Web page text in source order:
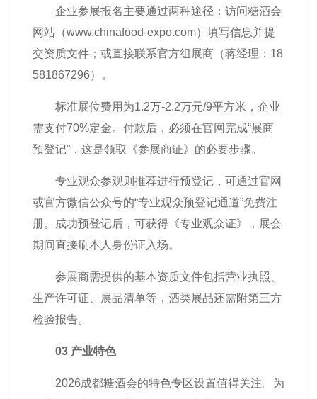
企业参展报名主要通过两种途径：访问糖酒会
网站（www.chinafood-expo.com）填写信息并提
交资质文件；或直接联系官方组展商（蒋经理：18
581867296）。
标准展位费用为1.2万-2.2万元/9平方米，企业
需支付70%定金。付款后，必须在官网完成“展商
预登记”，这是领取《参展商证》的必要步骤。
专业观众参观则推荐进行预登记，可通过官网
或官方微信公众号的“专业观众预登记通道”免费注
册。成功预登记后，可获得《专业观众证》，展会
期间直接刷本人身份证入场。
参展商需提供的基本资质文件包括营业执照、
生产许可证、展品清单等，酒类展品还需附第三方
检验报告。
03 产业特色
2026成都糖酒会的特色专区设置值得关注。为